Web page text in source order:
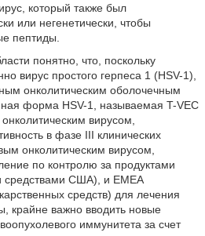
который также был
или негенетически, чтобы
пептиды.
понятно, что, поскольку
вирус простого герпеса 1 (HSV-1),
онколитическим оболочечным
форма HSV-1, называемая T-VEC
вирусом,
в фазе III клинических
онколитическим вирусом,
по контролю за продуктами
средствами США), и EMEA
средств) для лечения
крайне важно вводить новые
иммунитета за счет